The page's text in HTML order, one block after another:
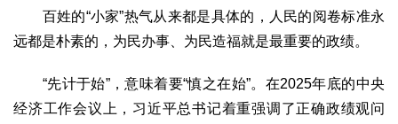
智库
智库建设 智库专家 智库战略 智库之声
信息
地方动态 地方强音
百姓的“小家”热气从来都是具体的，人民的阅卷标准永
远都是朴素的，为民办事、为民造福就是最重要的政绩。
“先计于始”，意味着要“慎之在始”。在2025年底的中央
经济工作会议上，习近平总书记着重强调了正确政绩观问